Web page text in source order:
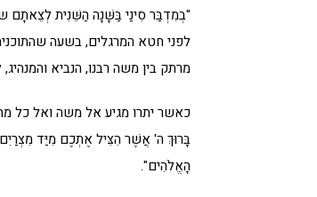
"בְמִדְבַּר סִינַי בַּשָּׁנָה הַשֵּׁנִית לְצֵאתָם
לפני חטא המרגלים, בשעה
מרתק בין משה רבנו, הנביא והמנהיג,
כאשר יתרו מגיע אל משה ואל כל
בָּרוּךְ ה' אֲשֶׁר הִצִּיל אֶתְכֶם מִיַּד
הָאֱלֹהִים".